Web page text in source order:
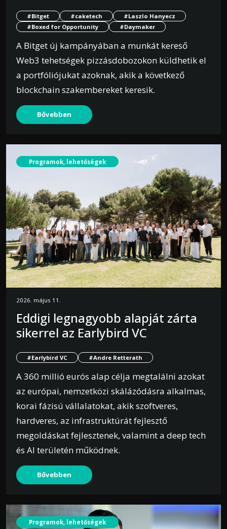
#Bitget #caketech
#Laszlo Hanyecz
#Boxed for Opportunity
#Daymaker
A Bitget új kampányában a munkát kereső
Web3 tehetségek pizzásdobozokon küldhetik el
a portfóliójukat azoknak, akik a következő
blockchain szakembereket keresik.
Bővebben
Programok, lehetőségek
2026. május 11.
Eddigi legnagyobb alapját zárta
sikerrel az Earlybird VC
#Earlybird VC #Andre Retterath
A 360 millió eurós alap célja megtalálni azokat
az európai, nemzetközi skálázódásra alkalmas,
korai fázisú vállalatokat, akik szoftveres,
hardveres, az infrastruktúrát fejlesztő
megoldáskat fejlesztenek, valamint a deep tech
és AI területén működnek.
Bővebben
Programok, lehetőségek